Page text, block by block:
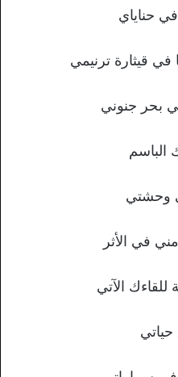
حناياي
قيثارة ترنيمي
بحر جنوني
الباسم
وحشتي
في الأثر
الآتي
حياتي